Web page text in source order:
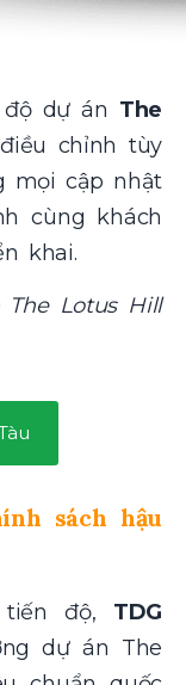
dự án The
chỉnh tùy
mọi cập nhật
cùng khách
khai.
Lotus Hill
sách hậu
độ, TDG
dự án The